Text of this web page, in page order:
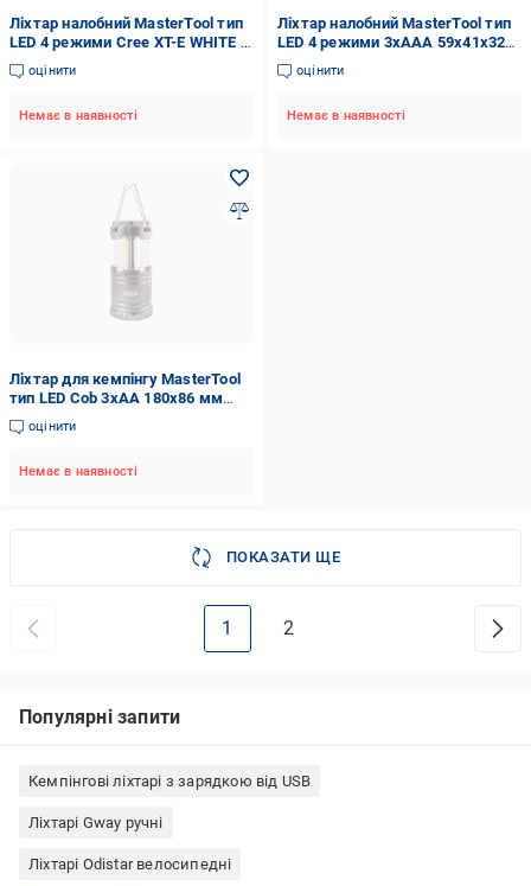
Ліхтар налобний MasterTool тип
LED 4 режими Cree XT-E WHITE +
2xRED 3xAAA 55х35х40 мм (94-
0813)
оцінити
Немає в наявності
Ліхтар налобний MasterTool тип
LED 4 режими 3xAAA 59х41х32
мм (94-0812)
оцінити
Немає в наявності
Ліхтар для кемпінгу MasterTool
тип LED Cob 3xAA 180х86 мм
(94-0803)
оцінити
Немає в наявності
ПОКАЗАТИ ЩЕ
1 2
Популярні запити
Кемпінгові ліхтарі з зарядкою від USB
Ліхтарі Gway ручні
Ліхтарі Odistar велосипедні